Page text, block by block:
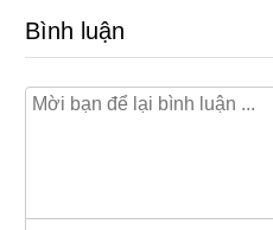
Bình luận